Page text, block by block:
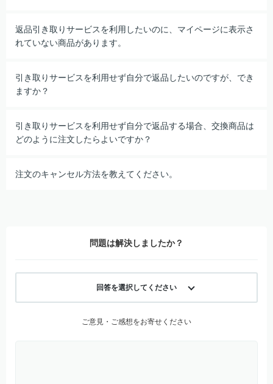
返品引き取りサービスを利用したいのに、マイページに表示さ
れていない商品があります。
引き取りサービスを利用せず自分で返品したいのですが、でき
ますか？
引き取りサービスを利用せず自分で返品する場合、交換商品は
どのように注文したらよいですか？
注文のキャンセル方法を教えてください。
問題は解決しましたか？
回答を選択してください
ご意見・ご感想をお寄せください